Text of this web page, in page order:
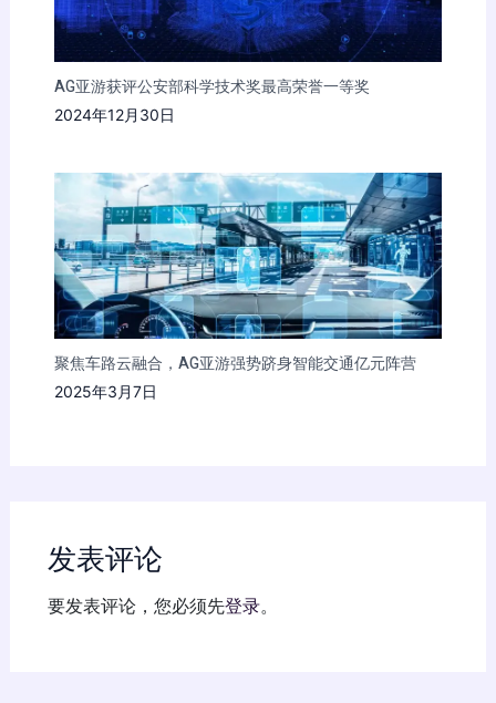
AG亚游获评公安部科学技术奖最高荣誉一等奖
2024年12月30日
聚焦车路云融合，AG亚游强势跻身智能交通亿元阵营
2025年3月7日
发表评论
要发表评论，您必须先登录。